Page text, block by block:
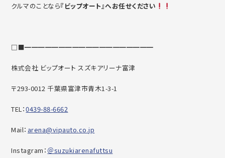
クルマのことなら『ビップオート』へお任せください
□■━━━━━━━━━━━━━━━━━━━
株式会社 ビップオート スズキアリーナ富津
〒293-0012 千葉県富津市青木1-3-1
TEL：0439-88-6662
Mail： arena@vipauto.co.jp
Instagram： ＠suzukiarenafuttsu